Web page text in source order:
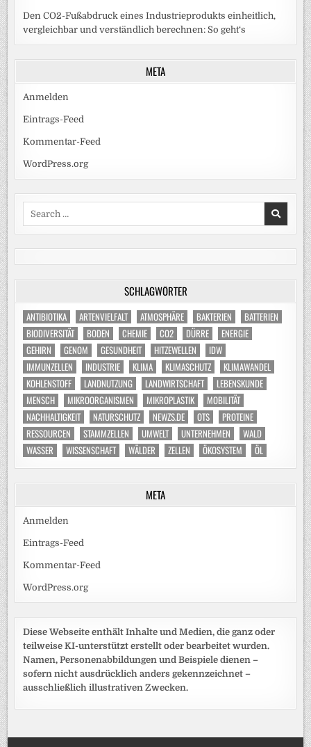
Den CO2-Fußabdruck eines Industrieprodukts einheitlich,
vergleichbar und verständlich berechnen: So geht‘s
META
Anmelden
Eintrags-Feed
Kommentar-Feed
WordPress.org
Search
SCHLAGWÖRTER
ANTIBIOTIKA ARTENVIELFALT ATMOSPHÄRE BAKTERIEN
BATTERIEN
BIODIVERSITÄT
BODEN CHEMIE CO2 DÜRRE
ENERGIE
GEHIRN
GENOM GESUNDHEIT HITZEWELLEN
IDW
IMMUNZELLEN
INDUSTRIE KLIMA KLIMASCHUTZ
KLIMAWANDEL
KOHLENSTOFF
LANDNUTZUNG LANDWIRTSCHAFT
LEBENSKUNDE
MENSCH
MIKROORGANISMEN MIKROPLASTIK
MOBILITÄT
NACHHALTIGKEIT
NATURSCHUTZ NEWZS.DE OTS
PROTEINE
RESSOURCEN
STAMMZELLEN UMWELT UNTERNEHMEN
WALD
WASSER
WISSENSCHAFT WÄLDER ZELLEN ÖKOSYSTEM ÖL
META
Anmelden
Eintrags-Feed
Kommentar-Feed
WordPress.org
Diese Webseite enthält Inhalte und Medien, die ganz oder
teilweise KI-unterstützt erstellt oder bearbeitet wurden.
Namen, Personenabbildungen und Beispiele dienen –
sofern nicht ausdrücklich anders gekennzeichnet –
ausschließlich illustrativen Zwecken.